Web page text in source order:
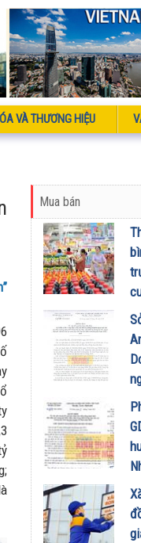
VÀ THƯƠNG HIỆU
Mua bán
ái